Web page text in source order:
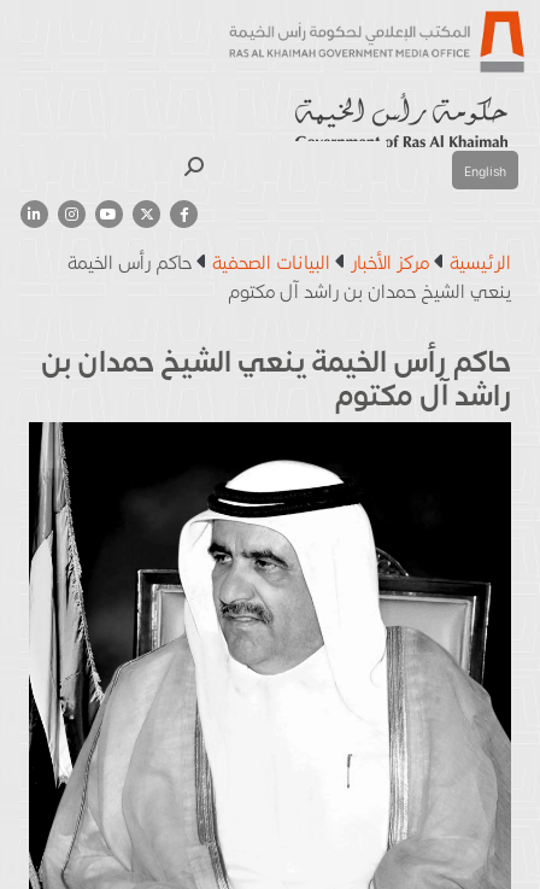
English
الرئيسية مركز الأخبار البيانات الصحفية
حاكم رأس الخيمة
ينعي الشيخ حمدان بن راشد آل مكتوم
حاكم رأس الخيمة ينعي الشيخ حمدان بن
راشد آل مكتوم